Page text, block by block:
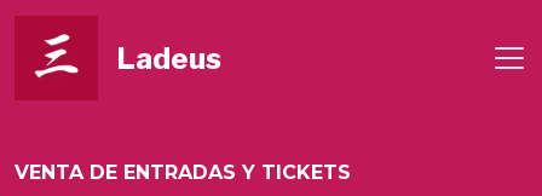
Ladeus
VENTA DE ENTRADAS Y TICKETS